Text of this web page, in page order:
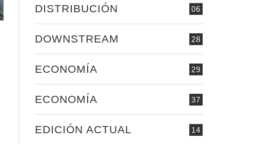
06
DISTRIBUCIÓN
28
DOWNSTREAM
29
ECONOMÍA
37
ECONOMÍA
14
EDICIÓN ACTUAL